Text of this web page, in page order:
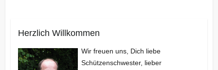
Herzlich Willkommen
Wir freuen uns, Dich liebe
Schützenschwester, lieber